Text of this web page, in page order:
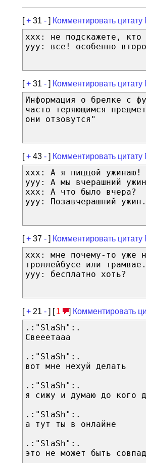
[+ 31 - ] Комментировать
xxx: не подскажете, кто
yyy: все! особенно
[+ 31 - ] Комментировать
Информация о брелке с
часто теряющимся
они отзовутся"
[+ 43 - ] Комментировать
xxx: А я пиццой ужинаю!
yyy: А мы вчерашний
xxx: А что было вчера?
yyy: Позавчерашний
[+ 37 - ] Комментировать
ххх: мне почему-то уже
троллейбусе или трамвае.
ууу: бесплатно хоть?
[+ 21 - ] [ 1 ] Комментировать
.:"SlaSh":.
Свееетааа
.:"SlaSh":.
вот мне нехуй делать
.:"SlaSh":.
я сижу и думаю до кого
.:"SlaSh":.
а тут ты в онлайне
.:"SlaSh":.
это не может быть